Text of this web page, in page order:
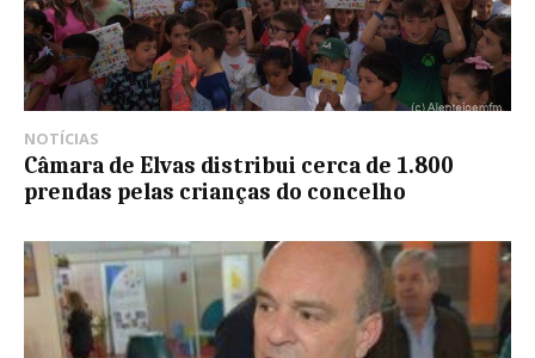
NOTÍCIAS
Câmara de Elvas distribui cerca de 1.800
prendas pelas crianças do concelho